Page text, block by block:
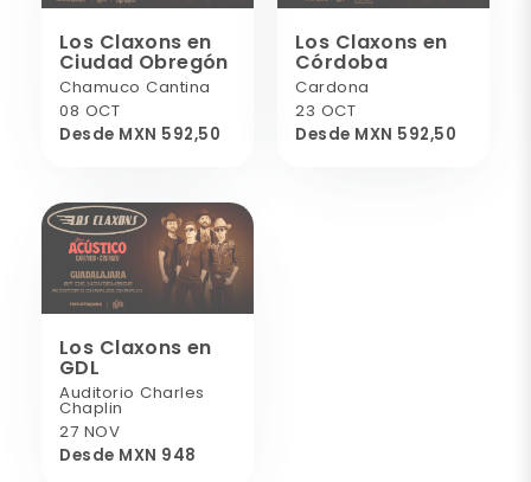
Los Claxons en
Ciudad Obregón
Chamuco Cantina
08 OCT
Desde MXN 592,50
Los Claxons en
Córdoba
Cardona
23 OCT
Desde MXN 592,50
Los Claxons en
GDL
Auditorio Charles
Chaplin
27 NOV
Desde MXN 948